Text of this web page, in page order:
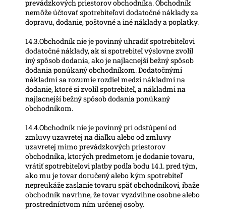
prevádzkových priestorov obchodníka. Obchodník
nemôže účtovať spotrebiteľovi dodatočné náklady za
dopravu, dodanie, poštovné a iné náklady a poplatky.
14.3.Obchodník nie je povinný uhradiť spotrebiteľovi
dodatočné náklady, ak si spotrebiteľ výslovne zvolil
iný spôsob dodania, ako je najlacnejší bežný spôsob
dodania ponúkaný obchodníkom. Dodatočnými
nákladmi sa rozumie rozdiel medzi nákladmi na
dodanie, ktoré si zvolil spotrebiteľ, a nákladmi na
najlacnejší bežný spôsob dodania ponúkaný
obchodníkom.
14.4.Obchodník nie je povinný pri odstúpení od
zmluvy uzavretej na diaľku alebo od zmluvy
uzavretej mimo prevádzkových priestorov
obchodníka, ktorých predmetom je dodanie tovaru,
vrátiť spotrebiteľovi platby podľa bodu 14.1. pred tým,
ako mu je tovar doručený alebo kým spotrebiteľ
nepreukáže zaslanie tovaru späť obchodníkovi, ibaže
obchodník navrhne, že tovar vyzdvihne osobne alebo
prostredníctvom ním určenej osoby.